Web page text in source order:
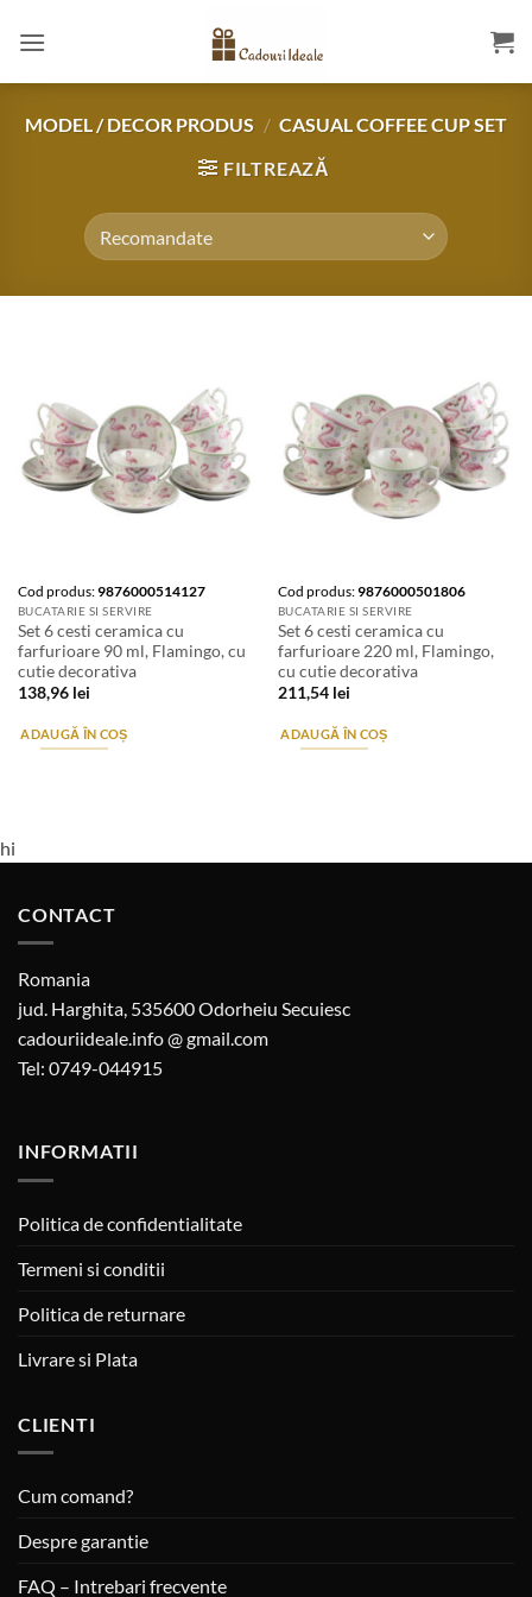
MODEL / DECOR PRODUS / CASUAL COFFEE CUP SET
FILTREAZĂ
Cod produs:9876000514127
BUCATARIE SI SERVIRE
Set 6 cesti ceramica cu
farfurioare 90 ml, Flamingo, cu
cutie decorativa
138,96 lei
ADAUGĂ ÎN COȘ
Cod produs:9876000501806
BUCATARIE SI SERVIRE
Set 6 cesti ceramica cu
farfurioare 220 ml, Flamingo,
cu cutie decorativa
211,54 lei
ADAUGĂ ÎN COȘ
hi
CONTACT
Romania
jud. Harghita, 535600 Odorheiu Secuiesc
cadouriideale.info @ gmail.com
Tel: 0749-044915
INFORMATII
Politica de confidentialitate
Termeni si conditii
Politica de returnare
Livrare si Plata
CLIENTI
Cum comand?
Despre garantie
FAQ – Intrebari frecvente